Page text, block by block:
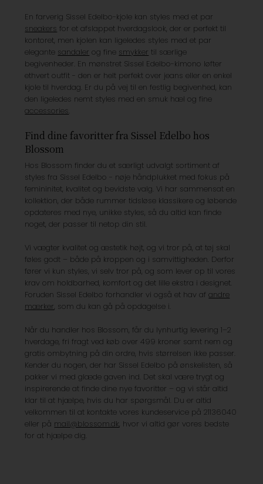
En farverig Sissel Edelbo-kjole kan styles med et par
sneakers for et afslappet hverdagslook, der er perfekt til
kontoret, men kjolen kan ligeledes styles med et par
elegante sandaler og fine smykker til særlige
begivenheder. En mønstret Sissel Edelbo-kimono løfter
ethvert outfit - den er helt perfekt over jeans eller en enkel
kjole til hverdag. Er du på vej til en festlig begivenhed, kan
den ligeledes nemt styles med en smuk hæl og fine
accessories
Find dine favoritter fra Sissel Edelbo hos
Blossom
Hos Blossom finder du et særligt udvalgt sortiment af
styles fra Sissel Edelbo - nøje håndplukket med fokus på
femininitet, kvalitet og bevidste valg. Vi har sammensat en
kollektion, der både rummer tidsløse klassikere og løbende
opdateres med nye, unikke styles, så du altid kan finde
noget, der passer til netop din stil.
Vi vægter kvalitet og æstetik højt, og vi tror på, at tøj skal
føles godt – både på kroppen og i samvittigheden. Derfor
fører vi kun styles, vi selv tror på, og som lever op til vores
krav om holdbarhed, komfort og det lille ekstra i designet.
Foruden Sissel Edelbo forhandler vi også et hav afandre
mærker, som du kan gå på opdagelse i.
Når du handler hos Blossom, får du lynhurtig levering 1–2
hverdage, fri fragt ved køb over 499 kroner samt nem og
gratis ombytning på din ordre, hvis størrelsen ikke passer.
Kender du nogen, der har Sissel Edelbo på ønskelisten, så
pakker vi med glæde gaven ind. Det skal være trygt og
inspirerende at finde dine nye favoritter – og vi står altid
klar til at hjælpe, hvis du har spørgsmål. Du er altid
velkommen til at kontakte vores kundeservice på 21136040
eller på mail@blossom.dk, hvor vi altid gør vores bedste
for at hjælpe dig.